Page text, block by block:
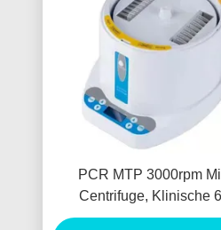
PCR MTP 3000rpm
Centrifuge, Klinische
centrifugeert